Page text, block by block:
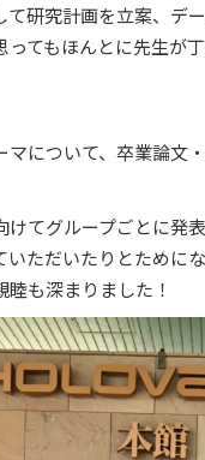
研究計画を立案、デ
てもほんとに先生が
について、卒業論文
てグループごとに発
いただいたりとために
も深まりました！